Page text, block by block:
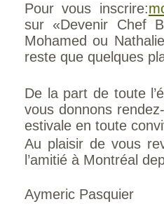
Pour vous inscrire:
sur «Devenir Chef
Mohamed ou
reste que quelques
De la part de toute
vous donnons
estivale en toute
Au plaisir de vous
l’amitié à Montréal
Aymeric Pasquier